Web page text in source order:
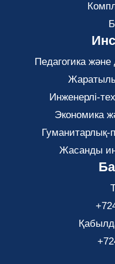
Педагогика және
Инженерлі-
Экономика
Гуманитарлық-
Жасанды